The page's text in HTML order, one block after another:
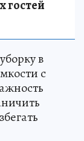
гостей
в
с